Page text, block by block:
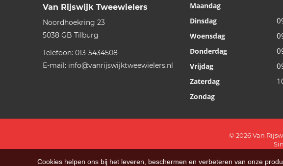
Van Rijswijk Tweewielers
Noordhoekring 23
5038 GB Tilburg
Telefoon: 013-5434508
E-mail: info@vanrijswijktweewielers.nl
Maandag
Dinsdag
Woensdag
Donderdag
Vrijdag
Zaterdag
Zondag
© 2026 Van
Cookies helpen ons bij het leveren, beschermen en verbeteren van onze